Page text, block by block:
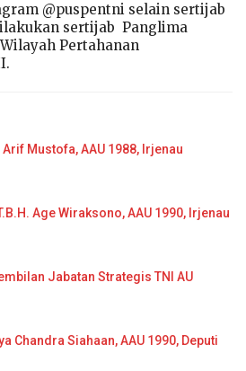
@puspentni selain sertijab
sertijab Panglima
Pertahanan
Mustofa, AAU 1988, Irjenau
Age Wiraksono, AAU 1990, Irjenau
Jabatan Strategis TNI AU
Chandra Siahaan, AAU 1990, Deputi